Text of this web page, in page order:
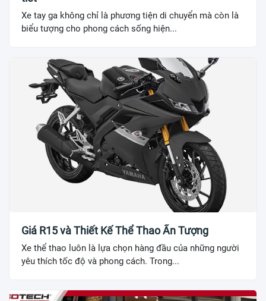
Xe tay ga không chỉ là phương tiện di chuyển mà còn là
biểu tượng cho phong cách sống hiện...
Giá R15 và Thiết Kế Thể Thao Ấn Tượng
Xe thể thao luôn là lựa chọn hàng đầu của những người
yêu thích tốc độ và phong cách. Trong...